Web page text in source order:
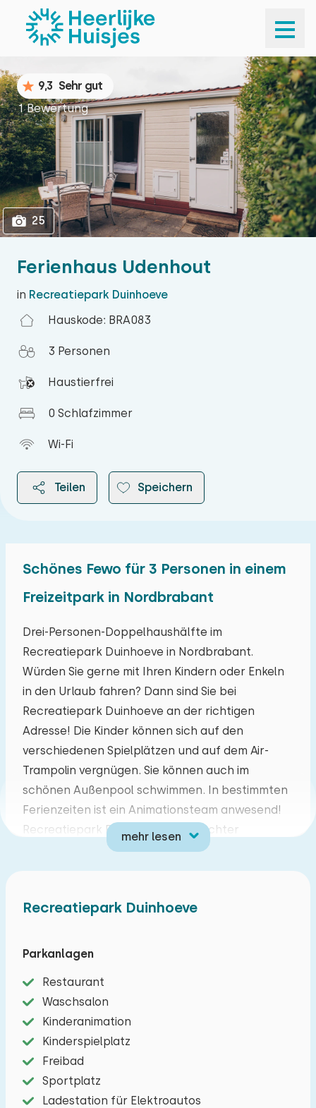
1
Ferienhaus Udenhout
in Recreatiepark Duinhoeve
Hauskode: BRA083
3 Personen
Haustierfrei
0 Schlafzimmer
Wi-Fi
Teilen Speichern
9,3 Sehr gut
1 Bewertung
25
Schönes Fewo für 3 Personen in einem
Freizeitpark in Nordbrabant
Drei-Personen-Doppelhaushälfte im
Recreatiepark Duinhoeve in Nordbrabant.
Würden Sie gerne mit Ihren Kindern oder Enkeln
in den Urlaub fahren? Dann sind Sie bei
Recreatiepark Duinhoeve an der richtigen
Adresse! Die Kinder können sich auf den
verschiedenen Spielplätzen und auf dem Air-
Trampolin vergnügen. Sie können auch im
schönen Außenpool schwimmen. In bestimmten
Ferienzeiten ist ein Animationsteam anwesend!
Recreatiepark Duinhoeve ist ein echter
Familienpark, in dem Sie die brabantische
Gastfreundschaft erleben können. Wenn Sie
Sie, wie es ist, in der Nähe der schönen Wälder
Naturliebhaber. Der Ferienpark liegt in der Nähe
den Beekse Bergen und den Städten Tilburg und
Den Bosch.
Das Studio ist eine preisgünstige Unterkunft,
vergleichbar mit einem Hotelzimmer. Es handelt
sich um einen einzigen Wohnbereich mit zwei
oder drei Einzelbetten (80x200). Im gleichen
mehr lesen
August 2026
Mo Di Mi Do Fr Sa
27 28 29 30 31 01
03 04 05 06 07 08
10 11 12 13 14 15
17 18 19 20 21 22 23
Recreatiepark Duinhoeve
Parkanlagen
Restaurant
Waschsalon
Kinderanimation
Kinderspielplatz
Freibad
Sportplatz
Ladestation für Elektroautos